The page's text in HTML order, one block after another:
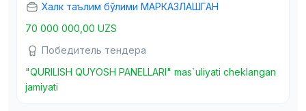
Халк таълим бўлими МАРКАЗЛАШГАН
70 000 000,00 UZS
Победитель тендера
"QURILISH QUYOSH PANELLARI" mas`uliyati cheklangan
jamiyati